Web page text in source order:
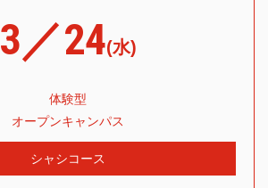
3／24(水)
体験型
オープンキャンパス
シャシコース